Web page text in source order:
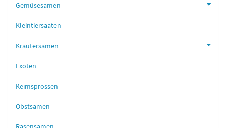
Gemüsesamen
Kleintiersaaten
Kräutersamen
Exoten
Keimsprossen
Obstsamen